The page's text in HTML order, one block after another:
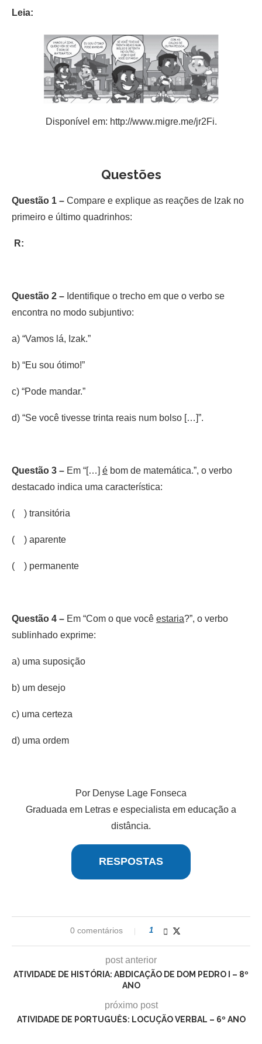
Leia:
Disponível em: http://www.migre.me/jr2Fi.
Questões
Questão 1 – Compare e explique as reações de Izak no
primeiro e último quadrinhos:
R:
Questão 2 – Identifique o trecho em que o verbo se
encontra no modo subjuntivo:
a) “Vamos lá, Izak.”
b) “Eu sou ótimo!”
c) “Pode mandar.”
d) “Se você tivesse trinta reais num bolso […]”.
Questão 3 – Em “[…] é bom de matemática.”, o verbo
destacado indica uma característica:
( ) transitória
( ) aparente
( ) permanente
Questão 4 – Em “Com o que você estaria?”, o verbo
sublinhado exprime:
a) uma suposição
b) um desejo
c) uma certeza
d) uma ordem
Por Denyse Lage Fonseca
Graduada em Letras e especialista em educação a
distância.
RESPOSTAS
0 comentários 1
post anterior
ATIVIDADE DE HISTÓRIA: ABDICAÇÃO DE DOM PEDRO I – 8º
ANO
próximo post
ATIVIDADE DE PORTUGUÊS: LOCUÇÃO VERBAL – 6º ANO